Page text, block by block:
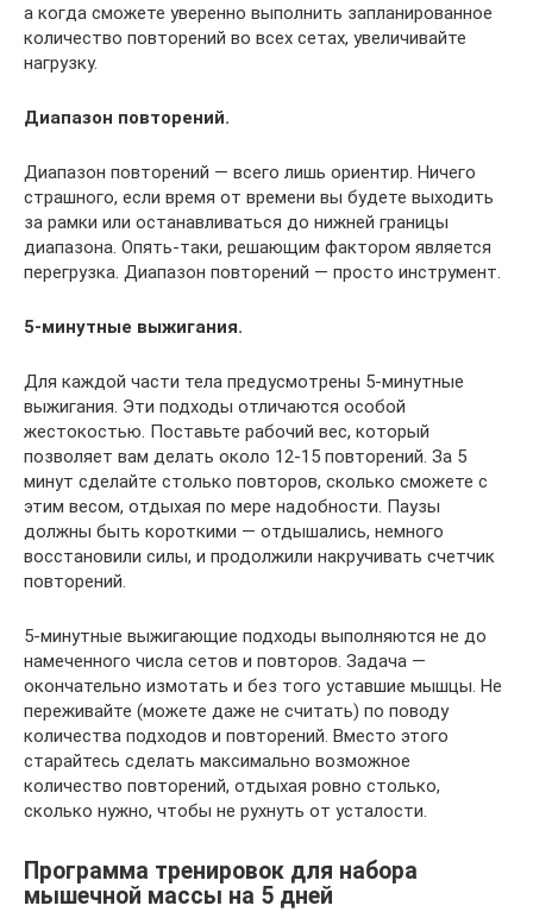
а когда сможете уверенно выполнить запланированное
количество повторений во всех сетах, увеличивайте
нагрузку.
Диапазон повторений.
Диапазон повторений — всего лишь ориентир. Ничего
страшного, если время от времени вы будете выходить
за рамки или останавливаться до нижней границы
диапазона. Опять-таки, решающим фактором является
перегрузка. Диапазон повторений — просто инструмент.
5-минутные выжигания.
Для каждой части тела предусмотрены 5-минутные
выжигания. Эти подходы отличаются особой
жестокостью. Поставьте рабочий вес, который
позволяет вам делать около 12-15 повторений. За 5
минут сделайте столько повторов, сколько сможете с
этим весом, отдыхая по мере надобности. Паузы
должны быть короткими — отдышались, немного
восстановили силы, и продолжили накручивать счетчик
повторений.
5-минутные выжигающие подходы выполняются не до
намеченного числа сетов и повторов. Задача —
окончательно измотать и без того уставшие мышцы. Не
переживайте (можете даже не считать) по поводу
количества подходов и повторений. Вместо этого
старайтесь сделать максимально возможное
количество повторений, отдыхая ровно столько,
сколько нужно, чтобы не рухнуть от усталости.
Программа тренировок для набора
мышечной массы на 5 дней